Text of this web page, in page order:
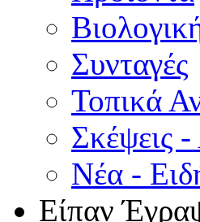
Συνταγές
Τοπικά
Σκέψεις
Νέα -
Είπαν